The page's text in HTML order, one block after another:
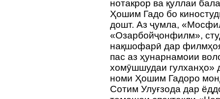
нотакрор ва қуллаи
Ҳошим Гадо бо
дошт. Аз ҷумла,
«Озарбойҷонфилм»,
нақшофарӣ дар
пас аз ҳунарнамоии
хомӯшшудаи гулханҳо»
номи Ҳошим Гадоро
Сотим Улуғзода дар